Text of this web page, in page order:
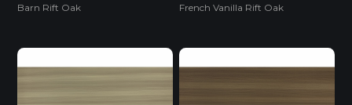
Barn Rift Oak French Vanilla Rift Oak